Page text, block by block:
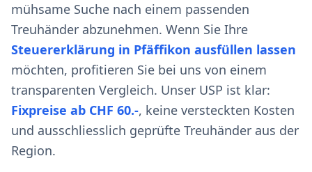
mühsame Suche nach einem passenden
Treuhänder abzunehmen. Wenn Sie Ihre
Steuererklärung in Pfäffikon ausfüllen lassen
möchten, profitieren Sie bei uns von einem
transparenten Vergleich. Unser USP ist klar:
Fixpreise ab CHF 60.-, keine versteckten Kosten
und ausschliesslich geprüfte Treuhänder aus der
Region.